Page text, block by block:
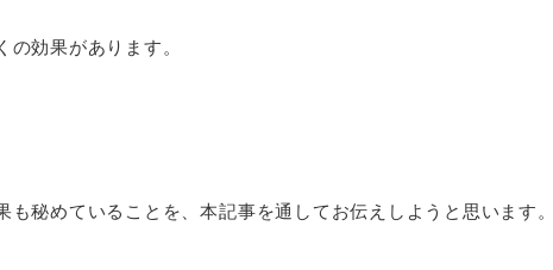
効果があります。
も秘めていることを、本記事を通してお伝えしようと思います。